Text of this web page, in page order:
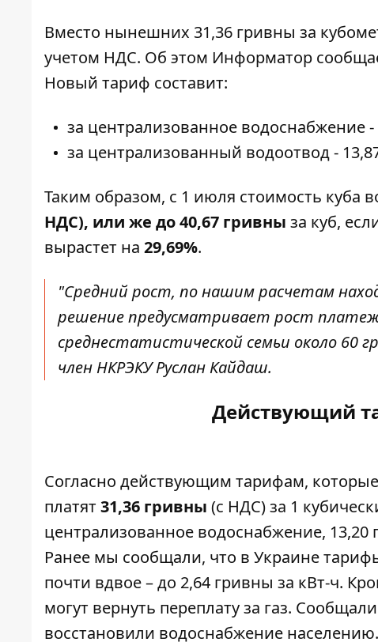
Вместо нынешних 31,36 гривны за
учетом НДС. Об этом Информатор
Новый тариф составит:
за централизованное водоснабжение
за централизованный водоотвод -
Таким образом, с 1 июля стоимость куба
НДС), или же до 40,67 гривны за куб,
вырастет на 29,69%.
"Средний рост, по нашим расчетам
решение предусматривает рост
среднестатистической семьи около 60
член НКРЭКУ Руслан Кайдаш.
Действующий
Согласно действующим тарифам,
платят 31,36 гривны (с НДС) за 1
централизованное водоснабжение,
Ранее мы сообщали, что в Украине
почти вдвое – до 2,64 гривны за кВт-ч.
могут вернуть переплату за газ.
восстановили водоснабжение населению.